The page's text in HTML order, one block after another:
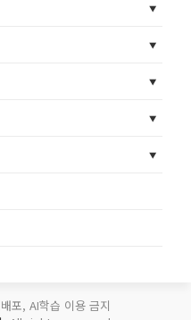
포, AI학습 이용 금지